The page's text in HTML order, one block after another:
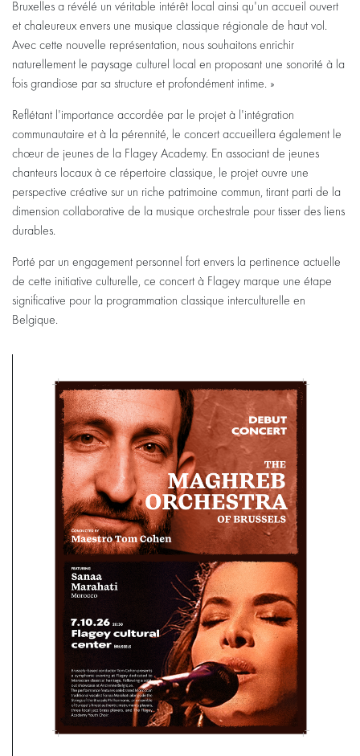
Bruxelles a révélé un véritable intérêt local ainsi qu'un accueil ouvert
et chaleureux envers une musique classique régionale de haut vol.
Avec cette nouvelle représentation, nous souhaitons enrichir
naturellement le paysage culturel local en proposant une sonorité à la
fois grandiose par sa structure et profondément intime. »
Reflétant l'importance accordée par le projet à l'intégration
communautaire et à la pérennité, le concert accueillera également le
chœur de jeunes de la Flagey Academy. En associant de jeunes
chanteurs locaux à ce répertoire classique, le projet ouvre une
perspective créative sur un riche patrimoine commun, tirant parti de la
dimension collaborative de la musique orchestrale pour tisser des liens
durables.
Porté par un engagement personnel fort envers la pertinence actuelle
de cette initiative culturelle, ce concert à Flagey marque une étape
significative pour la programmation classique interculturelle en
Belgique.